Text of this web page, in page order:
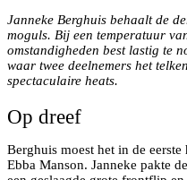
Janneke Berghuis behaalt de
moguls. Bij een temperatuur
omstandigheden best lastig te
waar twee deelnemers het
spectaculaire heats.
Op dreef
Berghuis moest het in de eerste
Ebba Manson. Janneke pakte